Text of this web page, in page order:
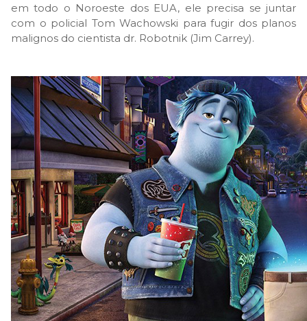
em todo o Noroeste dos EUA, ele precisa se juntar
com o policial Tom Wachowski para fugir dos planos
malignos do cientista dr. Robotnik (Jim Carrey).